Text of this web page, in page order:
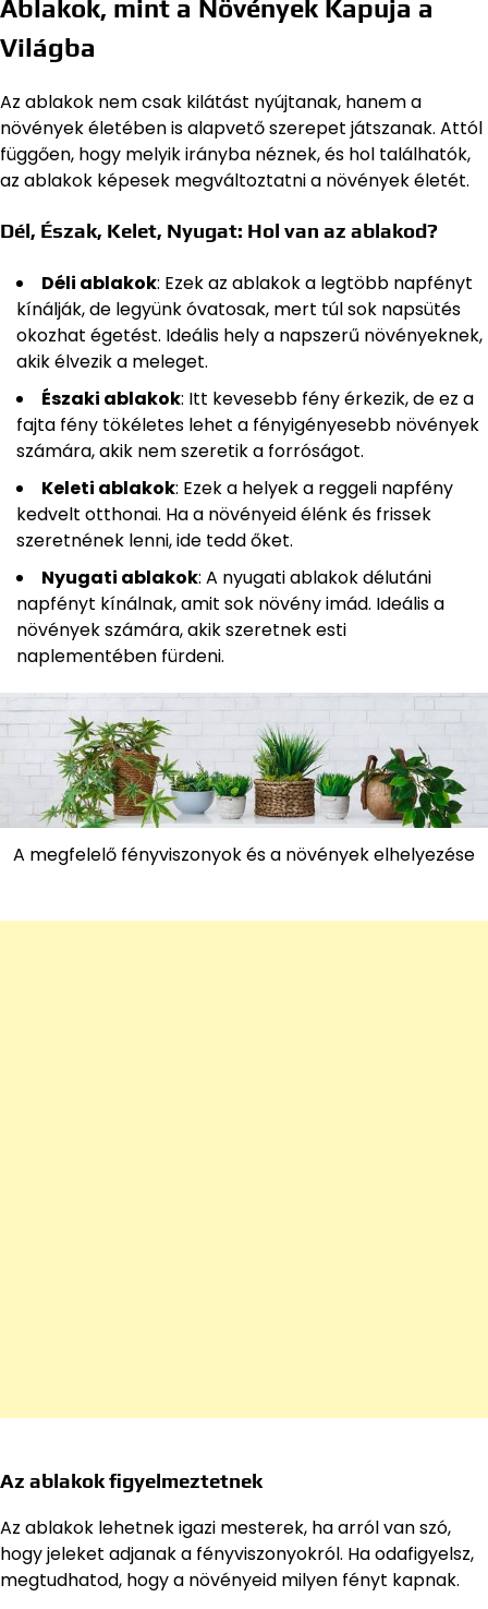
Ablakok, mint a Növények Kapuja a
Világba
Az ablakok nem csak kilátást nyújtanak, hanem a
növények életében is alapvető szerepet játszanak. Attól
függően, hogy melyik irányba néznek, és hol találhatók,
az ablakok képesek megváltoztatni a növények életét.
Dél, Észak, Kelet, Nyugat: Hol van az ablakod?
Déli ablakok: Ezek az ablakok a legtöbb napfényt
kínálják, de legyünk óvatosak, mert túl sok napsütés
okozhat égetést. Ideális hely a napszerű növényeknek,
akik élvezik a meleget.
Északi ablakok: Itt kevesebb fény érkezik, de ez a
fajta fény tökéletes lehet a fényigényesebb növények
számára, akik nem szeretik a forróságot.
Keleti ablakok: Ezek a helyek a reggeli napfény
kedvelt otthonai. Ha a növényeid élénk és frissek
szeretnének lenni, ide tedd őket.
Nyugati ablakok: A nyugati ablakok délutáni
napfényt kínálnak, amit sok növény imád. Ideális a
növények számára, akik szeretnek esti
naplementében fürdeni.
A megfelelő fényviszonyok és a növények elhelyezése
Az ablakok figyelmeztetnek
Az ablakok lehetnek igazi mesterek, ha arról van szó,
hogy jeleket adjanak a fényviszonyokról. Ha odafigyelsz,
megtudhatod, hogy a növényeid milyen fényt kapnak.